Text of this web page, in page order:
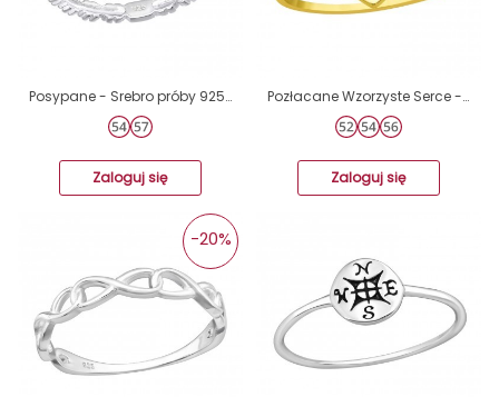
Posypane - Srebro próby 925 Pierścionki zwykłe A4S5452
Zaloguj się
Pozłacane Wzorzyste Serce - Srebro Próby 925 Srebrne Pierścionki A4S46322
Zaloguj się
-20%